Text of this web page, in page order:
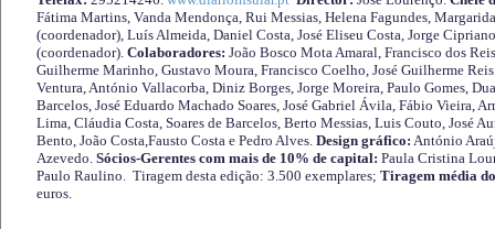
Fátima Martins, Vanda Mendonça, Rui Messias, Helena Fagundes,
(coordenador), Luís Almeida, Daniel Costa, José Eliseu Costa, Jorge
(coordenador). Colaboradores: João Bosco Mota Amaral, Francisco dos
Guilherme Marinho, Gustavo Moura, Francisco Coelho, José Guilherme
Ventura, António Vallacorba, Diniz Borges, Jorge Moreira, Paulo Gomes,
Barcelos, José Eduardo Machado Soares, José Gabriel Ávila, Fábio Vieira,
Lima, Cláudia Costa, Soares de Barcelos, Berto Messias, Luis Couto, José
Bento, João Costa,Fausto Costa e Pedro Alves. Design gráfico: António
Azevedo. Sócios-Gerentes com mais de 10% de capital: Paula Cristina
Paulo Raulino. Tiragem desta edição: 3.500 exemplares; Tiragem média
euros.